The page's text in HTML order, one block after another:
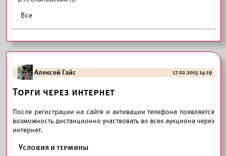
Все
Алексей Гайс 17.02.2015 14:19
Торги через интернет
После регистрации на сайте и активации телефона появляется
возможность дистанционно участвовать во всех аукциона через
интернет.
Условия и термины